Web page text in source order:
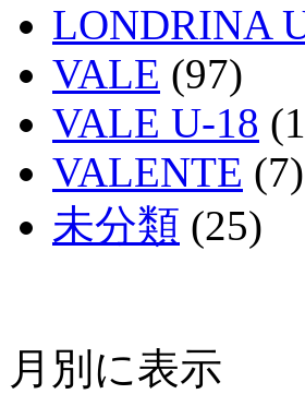
LONDRINA
VALE (97)
VALE U-18
VALENTE (7)
未分類 (25)
月別に表示